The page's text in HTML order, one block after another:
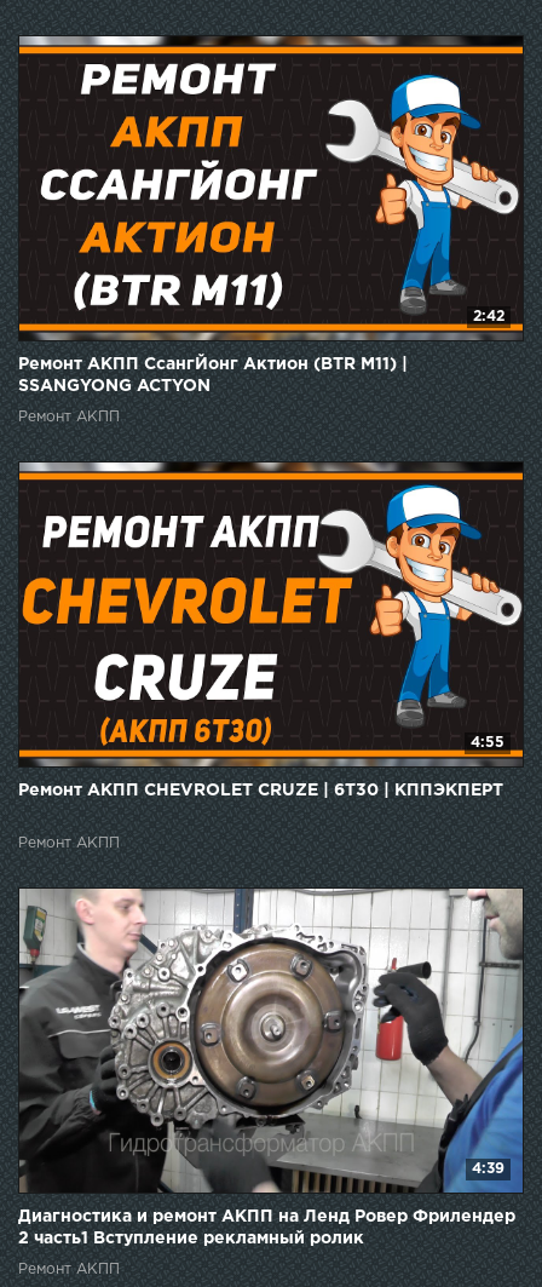
2:42
Ремонт АКПП СсангЙонг Актион (BTR M11) |
SSANGYONG ACTYON
Ремонт АКПП
4:55
Ремонт АКПП CHEVROLET CRUZE | 6T30 | КППЭКПЕРТ
Ремонт АКПП
4:39
Диагностика и ремонт АКПП на Ленд Ровер Фрилендер
2 часть1 Вступление рекламный ролик
Ремонт АКПП